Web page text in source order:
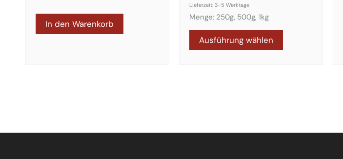
In den Warenkorb
Lieferzeit:3-5 Werktage
Menge: 250g, 500g, 1kg
Ausführung wählen